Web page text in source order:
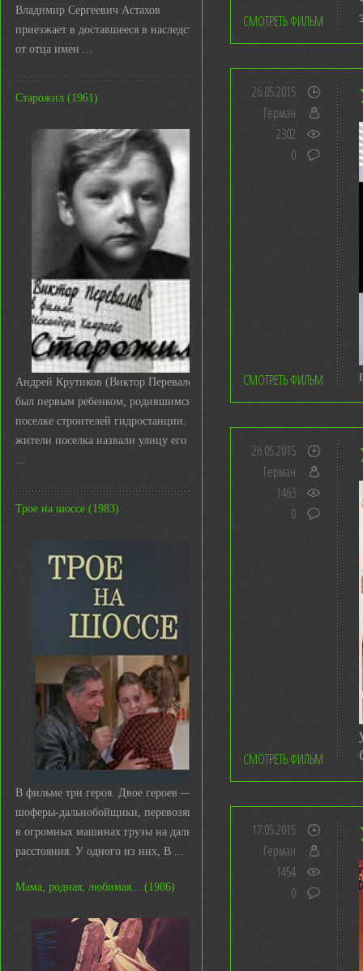
Владимир Сергеевич Астахов
приезжает в доставшееся в наследство
от отца имен ...
Старожил (1961)
Андрей Крутиков (Виктор Перевалов)
был первым ребенком, родившимся в
поселке строителей гидростанции. И
жители поселка назвали улицу его име
...
Трое на шоссе (1983)
В фильме три героя. Двое героев —
шоферы-дальнобойщики, перевозящие
в огромных машинах грузы на дальние
расстояния. У одного из них, В ...
Мама, родная, любимая... (1986)
СМОТРЕТЬ ФИЛЬМ
26.05.2015
Герман
2302
0
СМОТРЕТЬ ФИЛЬМ
26.05.2015
Герман
1463
0
СМОТРЕТЬ ФИЛЬМ
17.05.2015
Герман
1454
0